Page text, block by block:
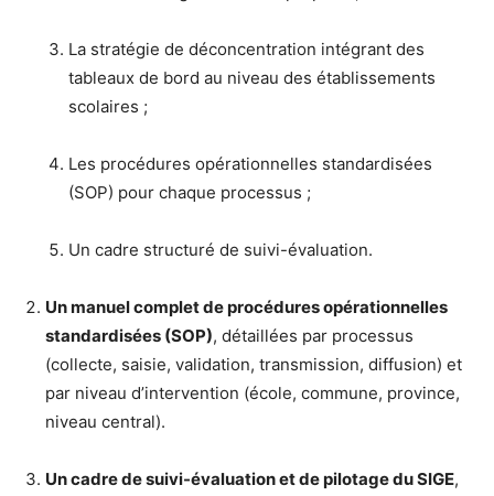
La stratégie de déconcentration intégrant des
tableaux de bord au niveau des établissements
scolaires ;
Les procédures opérationnelles standardisées
(SOP) pour chaque processus ;
Un cadre structuré de suivi-évaluation.
Un manuel complet de procédures opérationnelles
standardisées (SOP), détaillées par processus
(collecte, saisie, validation, transmission, diffusion) et
par niveau d’intervention (école, commune, province,
niveau central).
Un cadre de suivi-évaluation et de pilotage du SIGE,